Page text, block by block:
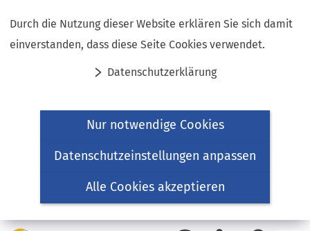
Durch die Nutzung dieser Website erklären Sie sich damit
einverstanden, dass diese Seite Cookies verwendet.
Datenschutzerklärung
Nur notwendige Cookies
Datenschutzeinstellungen anpassen
Alle Cookies akzeptieren
Inhalt anspringen